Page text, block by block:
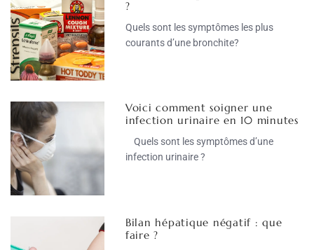
?
Quels sont les symptômes les plus
courants d’une bronchite?
Voici comment soigner une
infection urinaire en 10 minutes
Quels sont les symptômes d’une
infection urinaire ?
Bilan hépatique négatif : que
faire ?